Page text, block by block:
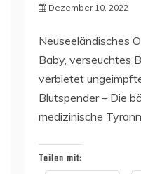
Dezember 10, 2022
Neuseeländisches
Baby, verseuchtes
verbietet
Blutspender – Die
medizinische
Teilen mit: